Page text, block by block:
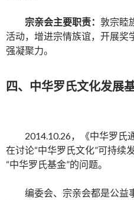
宗亲会主要职责： 敦宗睦
活动，增进宗情族谊，开展奖
强凝聚力。
四、中华罗氏文化发展
2014.10.26，《中华罗氏
在讨论“中华罗氏文化”可持续
“中华罗氏基金”的问题。
编委会、宗亲会都是公益